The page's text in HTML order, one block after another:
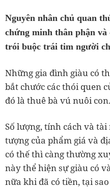
Nguyên nhân chủ quan
chứng minh thân phận
trói buộc trái tim người
Những gia đình giàu có
bắt chước các thói quen
đó là thuê bà vú nuôi con.
Số lượng, tính cách và
tượng của phẩm giá và
có thế thì càng thường
này thể hiện sự giàu có
nữa khi đã có tiền, tại